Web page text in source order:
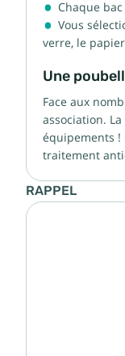
Chaque
Vous
verre, le
Une
Face aux
association.
équipements !
traitement
RAPPEL